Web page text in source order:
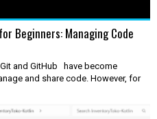
Beginners: Managing Code
and GitHub have become
and share code. However, for